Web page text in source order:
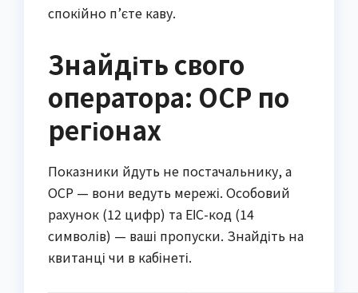
спокійно п’єте каву.
Знайдіть свого
оператора: ОСР по
регіонах
Показники йдуть не постачальнику, а
ОСР — вони ведуть мережі. Особовий
рахунок (12 цифр) та ЕІС-код (14
символів) — ваші пропуски. Знайдіть на
квитанці чи в кабінеті.